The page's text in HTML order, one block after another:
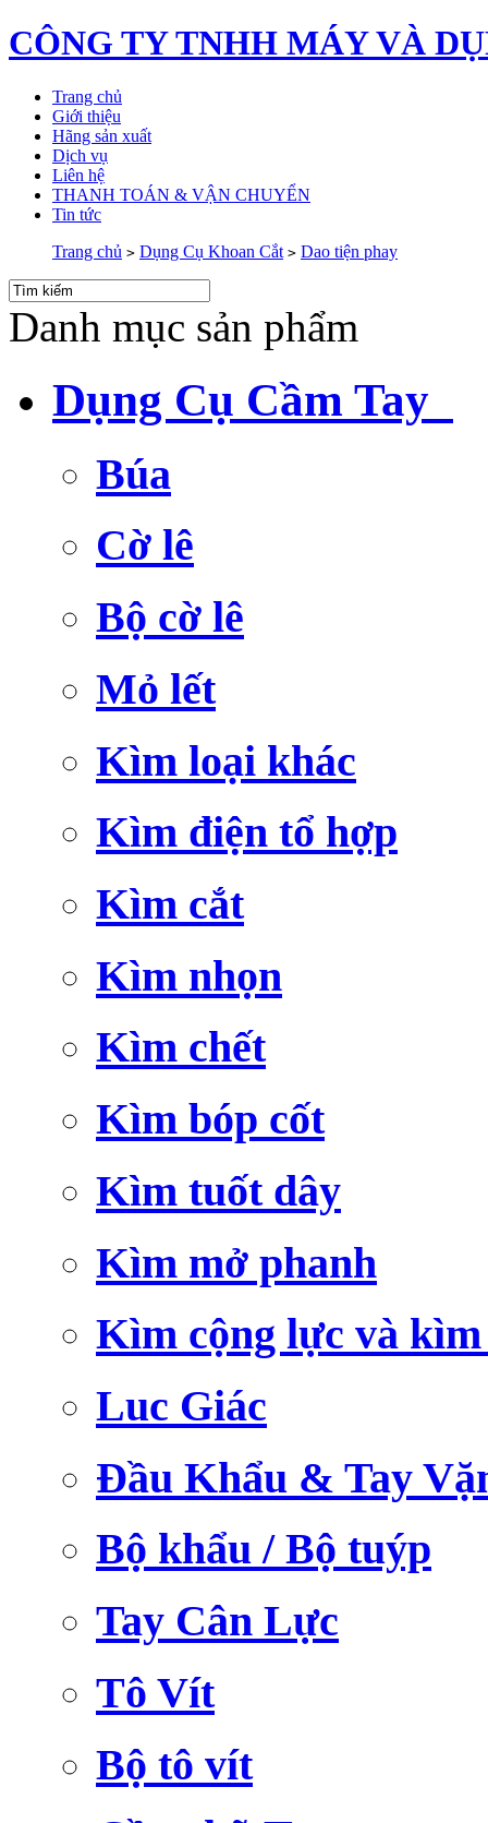
CÔNG TY TNHH MÁY VÀ
Trang chủ
Giới thiệu
Hãng sản xuất
Dịch vụ
Liên hệ
THANH TOÁN & VẬN CHUYỂN
Tin tức
Trang chủ > Dụng Cụ Khoan Cắt > Dao tiện phay
Danh mục sản phẩm
Dụng Cụ Cầm Tay
Búa
Cờ lê
Bộ cờ lê
Mỏ lết
Kìm loại khác
Kìm điện tổ hợp
Kìm cắt
Kìm nhọn
Kìm chết
Kìm bóp cốt
Kìm tuốt dây
Kìm mở phanh
Kìm cộng lực và
Luc Giác
Đầu Khẩu & Tay
Bộ khẩu / Bộ tuýp
Tay Cân Lực
Tô Vít
Bộ tô vít